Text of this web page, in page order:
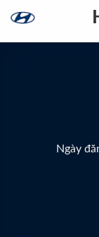
content
Ngày